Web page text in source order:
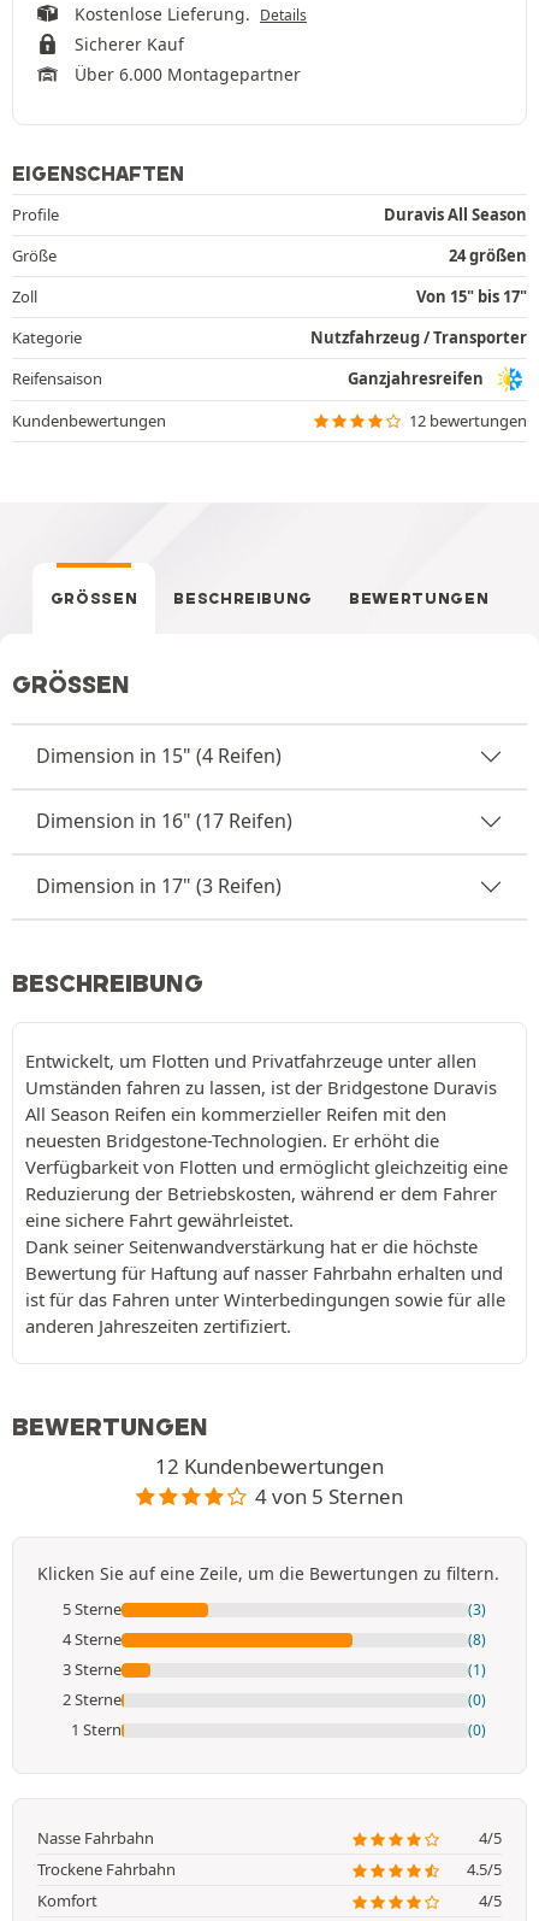
Kostenlose Lieferung. Details
Sicherer Kauf
Über 6.000 Montagepartner
EIGENSCHAFTEN
Profile
Duravis All Season
Größe
24 größen
Zoll
Von 15" bis 17"
Kategorie
Nutzfahrzeug / Transporter
Reifensaison
Ganzjahresreifen
Kundenbewertungen
12 bewertungen
GRÖSSEN BESCHREIBUNG BEWERTUNGEN
GRÖSSEN
Dimension in 15" (4 Reifen)
Dimension in 16" (17 Reifen)
Dimension in 17" (3 Reifen)
BESCHREIBUNG
Entwickelt, um Flotten und Privatfahrzeuge unter allen
Umständen fahren zu lassen, ist der Bridgestone Duravis
All Season Reifen ein kommerzieller Reifen mit den
neuesten Bridgestone-Technologien. Er erhöht die
Verfügbarkeit von Flotten und ermöglicht gleichzeitig eine
Reduzierung der Betriebskosten, während er dem Fahrer
eine sichere Fahrt gewährleistet.
Dank seiner Seitenwandverstärkung hat er die höchste
Bewertung für Haftung auf nasser Fahrbahn erhalten und
ist für das Fahren unter Winterbedingungen sowie für alle
anderen Jahreszeiten zertifiziert.
BEWERTUNGEN
12 Kundenbewertungen
4 von 5 Sternen
Klicken Sie auf eine Zeile, um die Bewertungen zu filtern.
5 Sterne (3)
4 Sterne (8)
3 Sterne (1)
2 Sterne (0)
1 Stern (0)
Nasse Fahrbahn
4/5
Trockene Fahrbahn
4.5/5
Komfort
4/5